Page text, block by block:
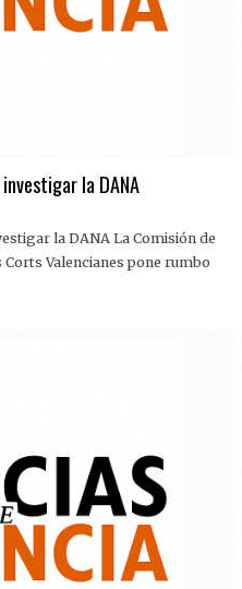
la DANA
la DANA La Comisión de
Valencianes pone rumbo